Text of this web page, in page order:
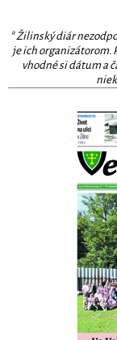
* Žilinský diár
je ich organizátorom.
vhodné si dátum a